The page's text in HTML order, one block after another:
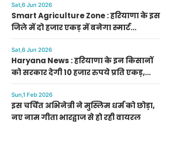
Sat,6 Jun 2026
Smart Agriculture Zone : हरियाणा के इस
जिले में दो हजार एकड़ में बनेगा स्मार्ट
एग्रीकल्चर जोन
Sat,6 Jun 2026
Haryana News : हरियाणा के इन किसानों
को सरकार देगी 10 हजार रुपये प्रति एकड़,
सीएम सैनी की घोषणा
Sun,1 Feb 2026
इस चर्चित अभिनेत्री ने मुस्लिम धर्म को छोड़ा,
नए नाम गीता भारद्वाज से हो रही वायरल